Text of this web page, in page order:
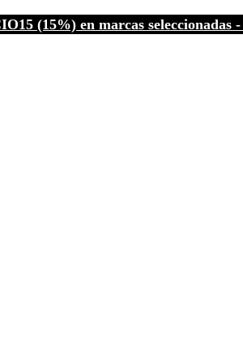
(15%) en marcas seleccionadas